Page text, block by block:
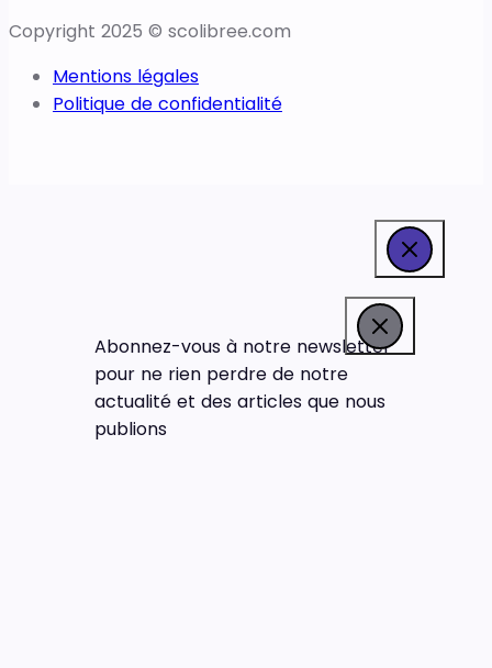
Copyright 2025 © scolibree.com
Mentions légales
Politique de confidentialité
Abonnez-vous à notre newsletter
pour ne rien perdre de notre
actualité et des articles que nous
publions